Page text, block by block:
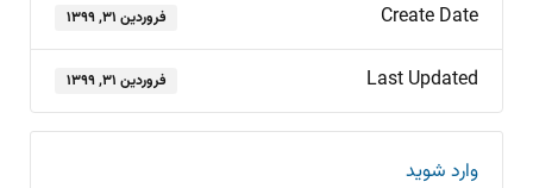
Create Date فروردین ۳۱, ۱۳۹۹
Last Updated فروردین ۳۱, ۱۳۹۹
وارد شوید